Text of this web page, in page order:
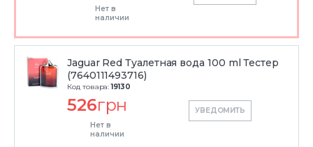
Нет в
наличии
Jaguar Red Туалетная вода 100 ml Тестер
(7640111493716)
Код товара:19130
526грн
Нет в
наличии
УВЕДОМИТЬ